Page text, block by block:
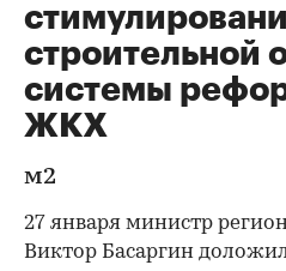
строительной
системы
ЖКХ
м2
27 января министр
Виктор Басаргин